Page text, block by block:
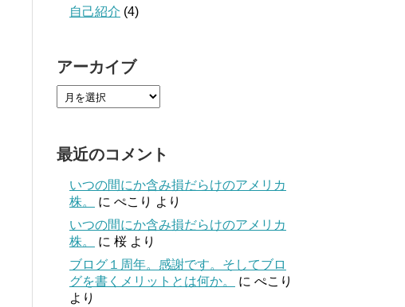
自己紹介 (4)
アーカイブ
最近のコメント
いつの間にか含み損だらけのアメリカ
株。
に ぺこり より
いつの間にか含み損だらけのアメリカ
株。
に 桜 より
ブログ１周年。感謝です。そしてブロ
グを書くメリットとは何か。
に ぺこり
より